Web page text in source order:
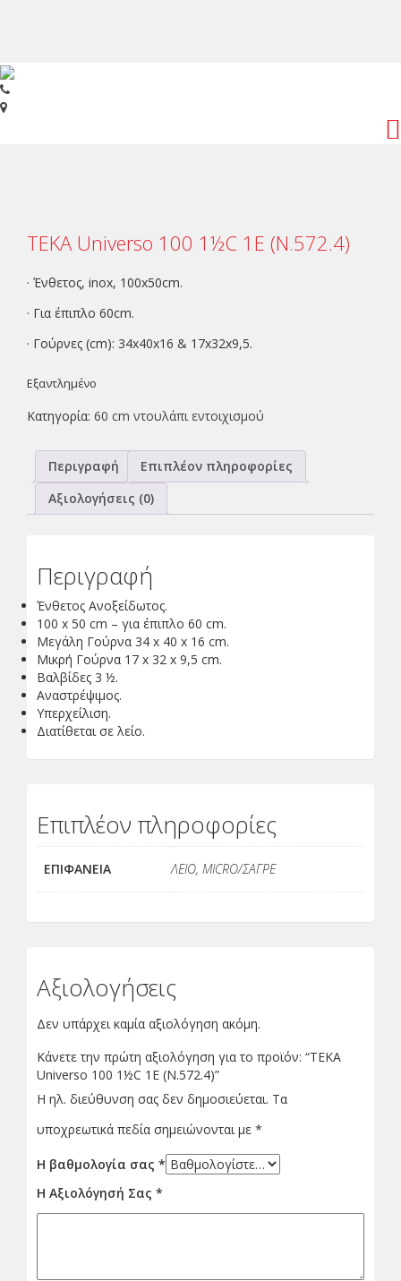
ΤΕΚΑ Universo 100 1½C 1E (N.572.4)
· Ένθετος, inox, 100x50cm.
· Για έπιπλο 60cm.
· Γούρνες (cm): 34x40x16 & 17x32x9,5.
Εξαντλημένο
Κατηγορία: 60 cm ντουλάπι εντοιχισμού
Περιγραφή
Επιπλέον πληροφορίες
Αξιολογήσεις (0)
Περιγραφή
Ένθετος Ανοξείδωτος.
100 x 50 cm – για έπιπλο 60 cm.
Μεγάλη Γούρνα 34 x 40 x 16 cm.
Μικρή Γούρνα 17 x 32 x 9,5 cm.
Βαλβίδες 3 ½.
Αναστρέψιμος.
Υπερχείλιση.
Διατίθεται σε λείο.
Επιπλέον πληροφορίες
ΕΠΙΦΑΝΕΙΑ ΛΕΙΟ, MICRO/ΣΑΓΡΕ
Αξιολογήσεις
Δεν υπάρχει καμία αξιολόγηση ακόμη.
Κάνετε την πρώτη αξιολόγηση για το προϊόν: “ΤΕΚΑ
Universo 100 1½C 1E (N.572.4)”
Η ηλ. διεύθυνση σας δεν δημοσιεύεται. Τα
υποχρεωτικά πεδία σημειώνονται με *
Η βαθμολογία σας *
Η Αξιολόγησή Σας *